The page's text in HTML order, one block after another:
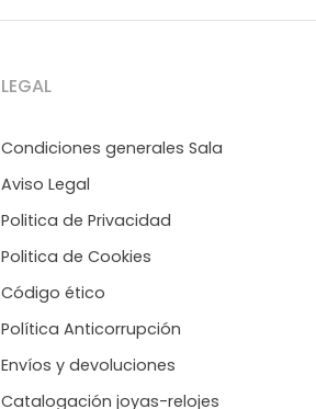
LEGAL
Condiciones generales Sala
Aviso Legal
Politica de Privacidad
Politica de Cookies
Código ético
Política Anticorrupción
Envíos y devoluciones
Catalogación joyas-relojes